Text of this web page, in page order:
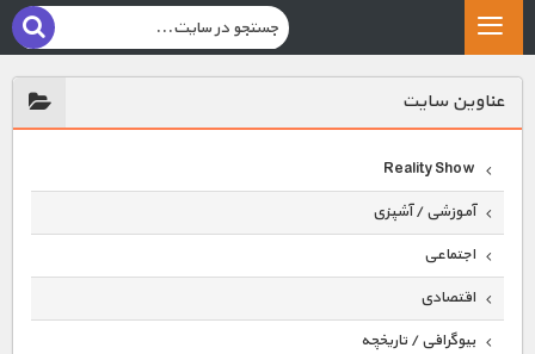
عناوين سايت
Reality Show
آموزشی / آشپزی
اجتماعی
اقتصادی
بیوگرافی / تاریخچه